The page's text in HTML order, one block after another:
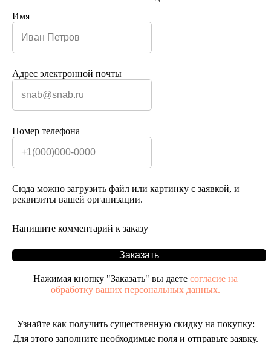
Имя
Адрес электронной почты
Номер телефона
Сюда можно загрузить файл или картинку с заявкой, и
реквизиты вашей организации.
Напишите комментарий к заказу
Заказать
Нажимая кнопку "Заказать" вы даете согласие на
обработку ваших персональных данных.
Узнайте как получить существенную скидку на покупку:
Для этого заполните необходимые поля и отправьте заявку.